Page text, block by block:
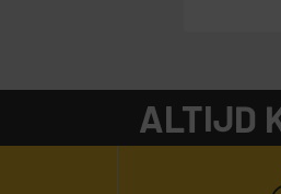
ALTIJD